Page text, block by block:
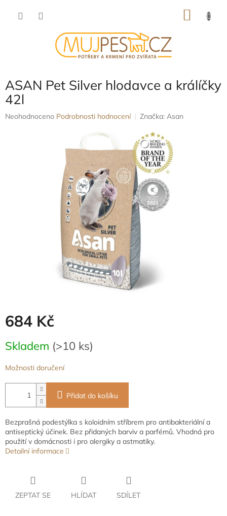
ASAN Pet Silver hlodavce a králíčky
42l
Průměrné
Neohodnoceno Podrobnosti hodnocení Značka: Asan
684 Kč
cena:
Skladem (>10 ks)
Možnosti doručení
Přidat do košíku
Bezprašná podestýlka s koloidním stříbrem pro antibakteriální a
antiseptický účinek. Bez přidaných barviv a parfémů. Vhodná pro
použití v domácnosti i pro alergiky a astmatiky.
Detailní informace
ZEPTAT SE HLÍDAT SDÍLET